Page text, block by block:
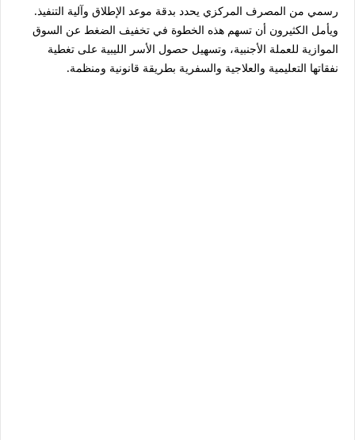
رسمي من المصرف المركزي يحدد بدقة موعد الإطلاق وآلية التنفيذ.
ويأمل الكثيرون أن تسهم هذه الخطوة في تخفيف الضغط عن السوق
الموازية للعملة الأجنبية، وتسهيل حصول الأسر الليبية على تغطية
نفقاتها التعليمية والعلاجية والسفرية بطريقة قانونية ومنظمة.